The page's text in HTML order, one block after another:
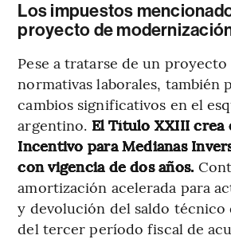
Los impuestos
proyecto de
Pese a tratarse de un
normativas laborales, también
cambios significativos en el
argentino. El Título XXIII crea
Incentivo para Medianas
con vigencia de dos años.
amortización acelerada para
y devolución del saldo técnico
del tercer período fiscal de